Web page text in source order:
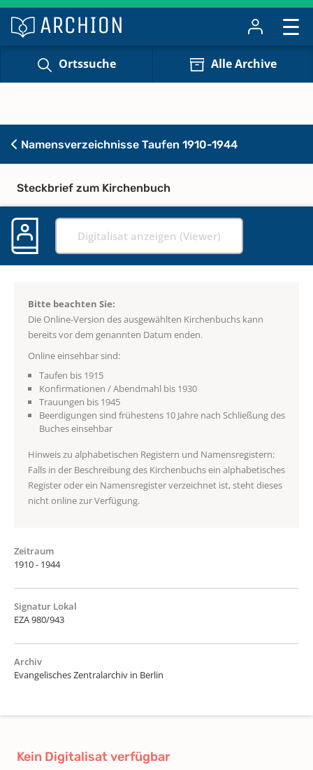
Ortssuche Alle Archive
Namensverzeichnisse Taufen 1910-1944
Steckbrief zum Kirchenbuch
Digitalisat anzeigen (Viewer)
Bitte beachten Sie:
Die Online-Version des ausgewählten Kirchenbuchs kann
bereits vor dem genannten Datum enden.
Online einsehbar sind:
Taufen bis 1915
Konfirmationen / Abendmahl bis 1930
Trauungen bis 1945
Beerdigungen sind frühestens 10 Jahre nach Schließung des
Buches einsehbar
Hinweis zu alphabetischen Registern und Namensregistern:
Falls in der Beschreibung des Kirchenbuchs ein alphabetisches
Register oder ein Namensregister verzeichnet ist, steht dieses
nicht online zur Verfügung.
Zeitraum
1910 - 1944
Signatur Lokal
EZA 980/943
Archiv
Evangelisches Zentralarchiv in Berlin
Kein Digitalisat verfügbar